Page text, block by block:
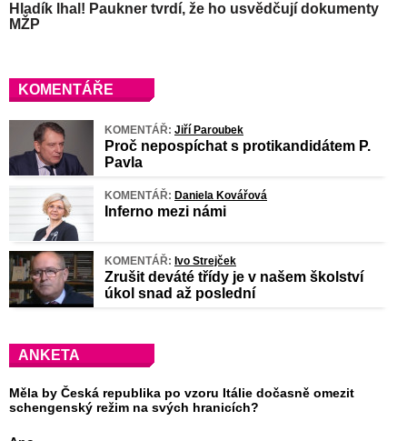
Hladík lhal! Paukner tvrdí, že ho usvědčují dokumenty
MŽP
KOMENTÁŘE
KOMENTÁŘ: Jiří Paroubek
Proč nepospíchat s protikandidátem P.
Pavla
KOMENTÁŘ: Daniela Kovářová
Inferno mezi námi
KOMENTÁŘ: Ivo Strejček
Zrušit deváté třídy je v našem školství
úkol snad až poslední
ANKETA
Měla by Česká republika po vzoru Itálie dočasně omezit
schengenský režim na svých hranicích?